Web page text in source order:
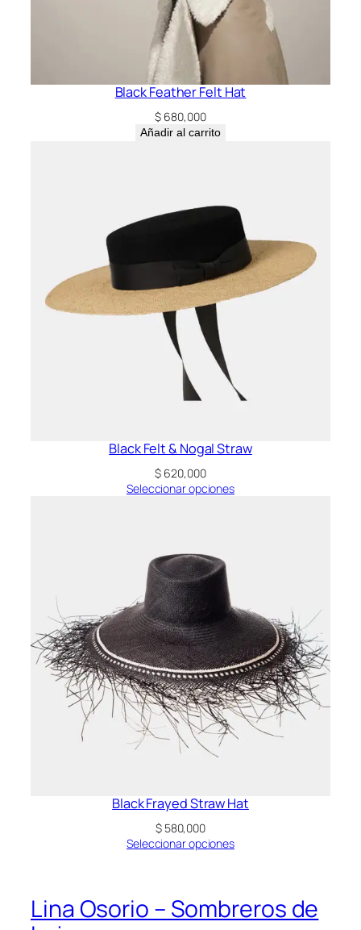
Black Feather Felt Hat
$ 680,000
Añadir al carrito
Black Felt & Nogal Straw
$ 620,000
Seleccionar opciones
Black Frayed Straw Hat
$580,000
Seleccionar opciones
Lina Osorio – Sombreros de